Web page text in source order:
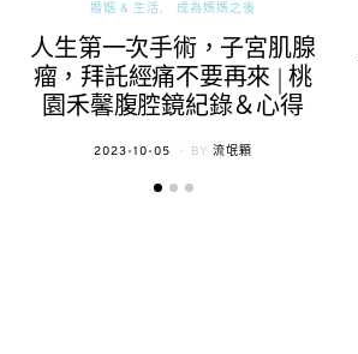
婚姻 & 生活 成為媽媽之後
人生第一次手術，子宮肌腺
瘤，拜託經痛不要再來 | 桃
園禾馨腹腔鏡紀錄＆心得
POSTED
2023-10-05 BY 流氓顆